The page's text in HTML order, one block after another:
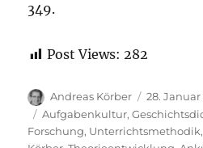
349.
Post Views: 282
Autor
Andreas Körber
am
28. Januar
Kategorien
Aufgabenkultur,
Forschung, Unterrichtsmethodik